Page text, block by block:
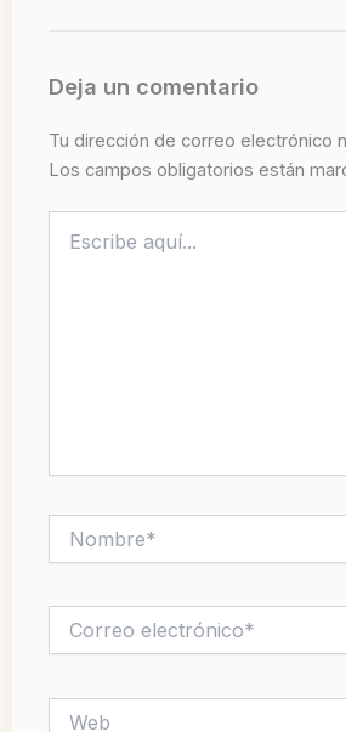
Deja un comentario
Tu dirección de correo electrónico
Los campos obligatorios están
aquí...
electrónico*